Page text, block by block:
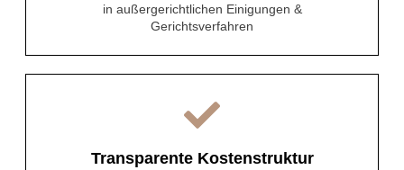
in außergerichtlichen Einigungen &
Gerichtsverfahren
Transparente Kostenstruktur